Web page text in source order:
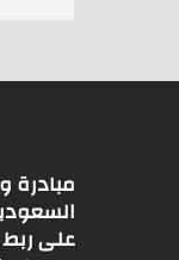
مبادرة
على